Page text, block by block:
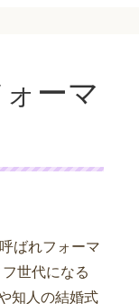
ーマ
ばれフォーマ
世代になる
知人の結婚式